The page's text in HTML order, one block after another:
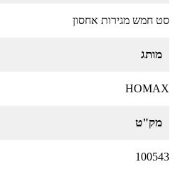
סט חמש מגירות אחסון
מותג
HOMAX
מק"ט
100543